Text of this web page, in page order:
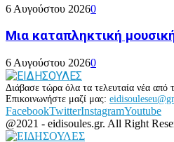
6 Αυγούστου 20260
Μια καταπληκτική
6 Αυγούστου 20260
Διάβασε τώρα όλα τα τελευταία νέα από
Επικοινωνήστε μαζί μας:
FacebookTwitterInstagramYoutube
@2021 - eidisoules.gr. All Right